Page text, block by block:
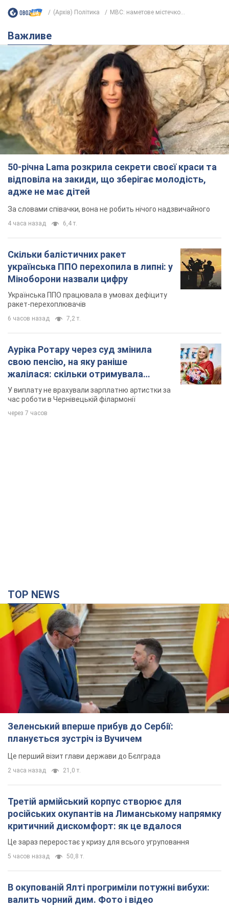
(Архів) Політика МВС: наметове містечко...
Важливе
50-річна Lama розкрила секрети своєї краси та
відповіла на закиди, що зберігає молодість,
адже не має дітей
За словами співачки, вона не робить нічого надзвичайного
4 часа назад 6,4 т.
Скільки балістичних ракет
українська ППО перехопила в липні: у
Міноборони назвали цифру
Українська ППО працювала в умовах дефіциту
ракет-перехоплювачів
6 часов назад 7,2 т.
Ауріка Ротару через суд змінила
свою пенсію, на яку раніше
жалілася: скільки отримувала
співачка
У виплату не врахували зарплатню артистки за
час роботи в Чернівецькій філармонії
через 7 часов
TOP NEWS
Зеленський вперше прибув до Сербії:
планується зустріч із Вучичем
Це перший візит глави держави до Бєлграда
2 часа назад 21,0 т.
Третій армійський корпус створює для
російських окупантів на Лиманському напрямку
критичний дискомфорт: як це вдалося
Це зараз переростає у кризу для всього угруповання
5 часов назад 50,8 т.
В окупованій Ялті прогриміли потужні вибухи:
валить чорний дим. Фото і відео